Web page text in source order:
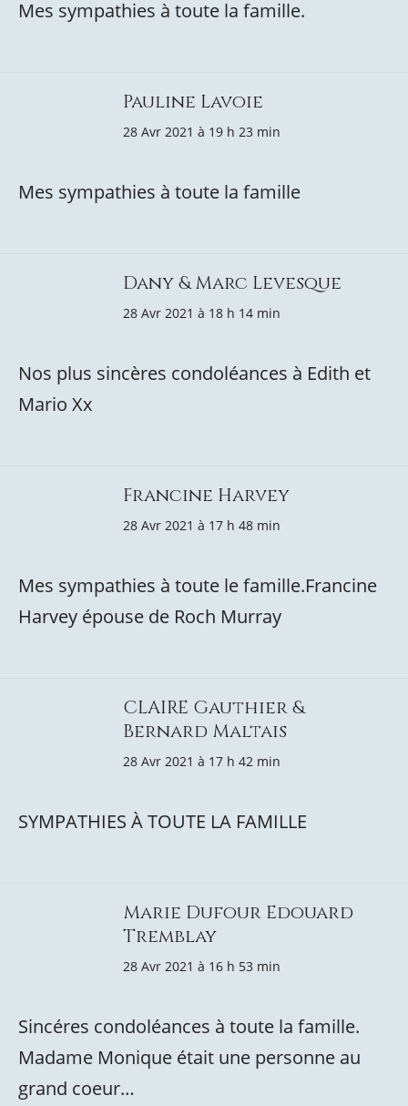
Mes sympathies à toute la famille.
Pauline Lavoie
28 Avr 2021 à 19 h 23 min
Mes sympathies à toute la famille
Dany & Marc Levesque
28 Avr 2021 à 18 h 14 min
Nos plus sincères condoléances à Edith et
Mario Xx
Francine Harvey
28 Avr 2021 à 17 h 48 min
Mes sympathies à toute le famille.Francine
Harvey épouse de Roch Murray
CLAIRE Gauthier &
Bernard Maltais
28 Avr 2021 à 17 h 42 min
SYMPATHIES À TOUTE LA FAMILLE
Marie Dufour Edouard
Tremblay
28 Avr 2021 à 16 h 53 min
Sincéres condoléances à toute la famille.
Madame Monique était une personne au
grand coeur…